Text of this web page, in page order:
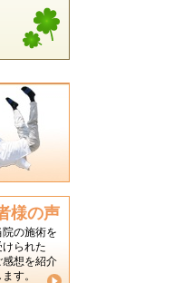
様の声
院の施術を
けられた
感想を紹介
ます。